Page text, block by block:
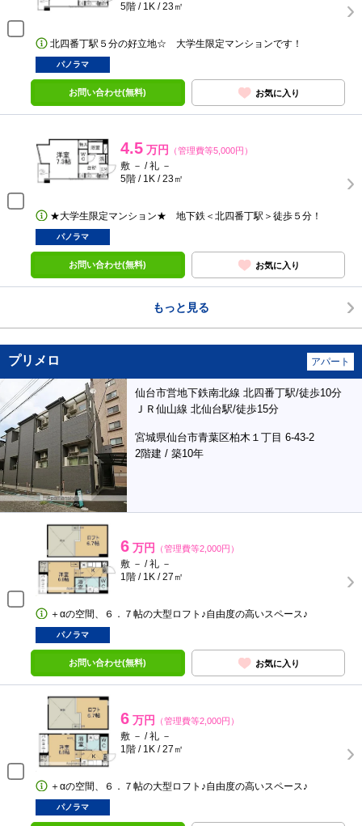
5階 / 1K / 23㎡
北四番丁駅５分の好立地☆ 大学生限定マンションです！
パノラマ
お問い合わせ(無料) お気に入り
4.5 万円 （管理費等5,000円）
敷 － / 礼 －
5階 / 1K / 23㎡
★大学生限定マンション★ 地下鉄＜北四番丁駅＞徒歩５分！
パノラマ
お問い合わせ(無料) お気に入り
もっと見る
プリメロ アパート
仙台市営地下鉄南北線 北四番丁駅/徒歩10分
ＪＲ仙山線 北仙台駅/徒歩15分
宮城県仙台市青葉区柏木１丁目 6-43-2
2階建 / 築10年
6 万円 （管理費等2,000円）
敷 － / 礼 －
1階 / 1K / 27㎡
＋αの空間、６．７帖の大型ロフト♪自由度の高いスペース♪
パノラマ
お問い合わせ(無料) お気に入り
6 万円 （管理費等2,000円）
敷 － / 礼 －
1階 / 1K / 27㎡
＋αの空間、６．７帖の大型ロフト♪自由度の高いスペース♪
パノラマ